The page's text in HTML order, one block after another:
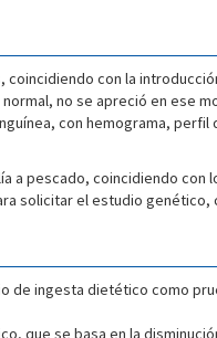
con la
no se apreció en ese
con hemograma,
pescado, coincidiendo con
solicitar el estudio
de ingesta dietético como
que se basa en la